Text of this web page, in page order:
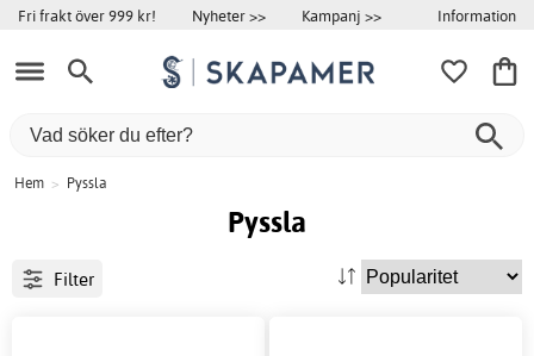
Fri frakt över 999 kr! Nyheter >> Kampanj >> Information
Hem > Pyssla
Pyssla
Filter